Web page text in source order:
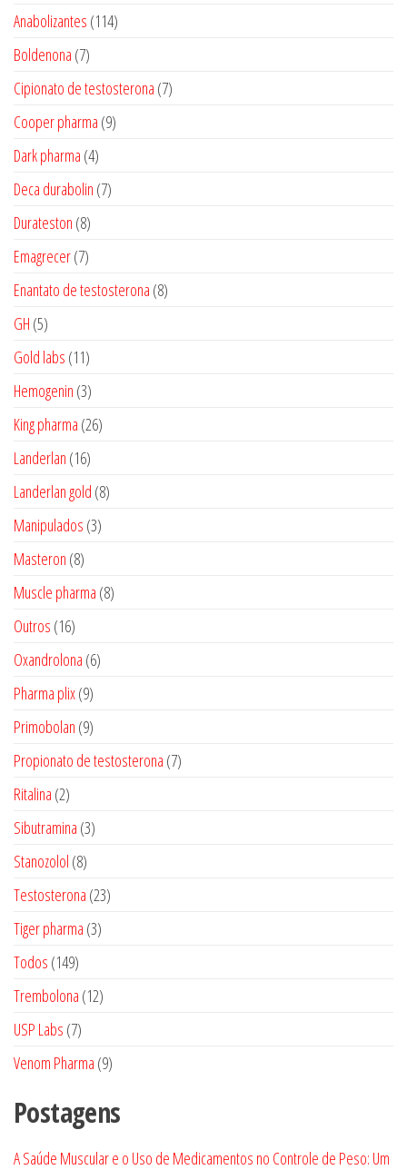
produtos
Anabolizantes 114114
Boldenona 77
produtos
Cipionato de testosterona 77
Cooper pharma 99
Dark pharma 44
produtos
Deca durabolin 77
Durateston 88
produtos
Emagrecer 77
produtos
Enantato de testosterona 88
GH 55
produtos
Gold labs 1111
produtos
Hemogenin 33
produtos
King pharma 2626
Landerlan 1616
produtos
Landerlan gold 88
Manipulados 33
Masteron 88
produtos
Muscle pharma 88
Outros 1616
produtos
Oxandrolona 66
Pharma plix 99
produtos
Primobolan 99
produtos
Propionato de testosterona 77
Ritalina 22
produtos
Sibutramina 33
Stanozolol 88
produtos
Testosterona 2323
Tiger pharma 33
Todos 149149
produtos
Trembolona 1212
USP Labs 77
produtos
Venom Pharma 99
Postagens
A Saúde Muscular e o Uso de Medicamentos no Controle de Peso: Um